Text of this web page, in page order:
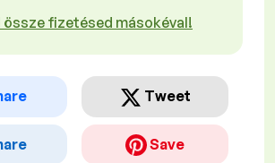
fizetésed másokéval!
Tweet
Save